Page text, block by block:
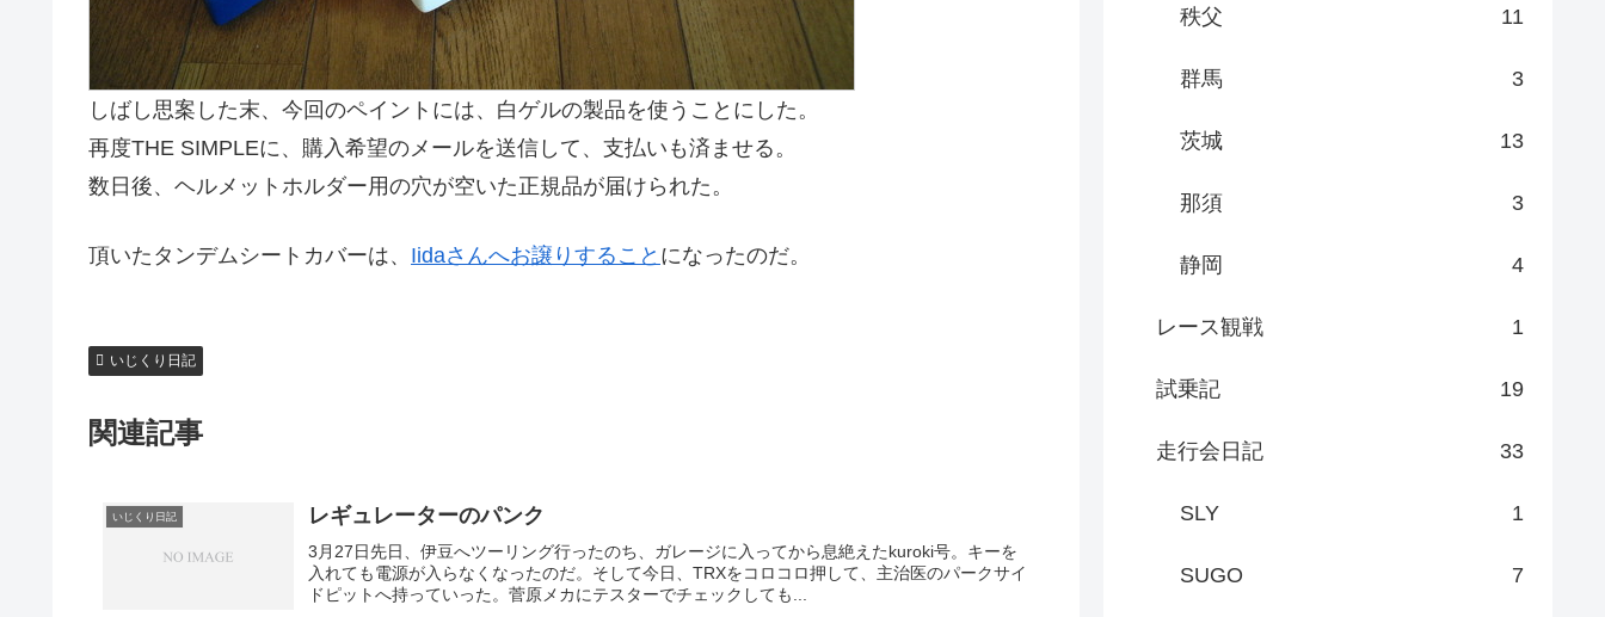
しばし思案した末、今回のペイントには、白ゲルの製品を使うことにした。
再度THE SIMPLEに、購入希望のメールを送信して、支払いも済ませる。
数日後、ヘルメットホルダー用の穴が空いた正規品が届けられた。
頂いたタンデムシートカバーは、 Iidaさんへお譲りすること になったのだ。
いじくり日記
関連記事
いじくり日記 レギュレーターのパンク
3月27日先日、伊豆へツーリング行ったのち、ガレージに入ってから息絶えたkuroki号。キーを
入れても電源が入らなくなったのだ。そして今日、TRXをコロコロ押して、主治医のパークサイ
ドピットへ持っていった。菅原メカにテスターでチェックしても...
秩父 11
群馬 3
茨城 13
那須 3
静岡 4
レース観戦 1
試乗記 19
走行会日記 33
SLY 1
SUGO 7